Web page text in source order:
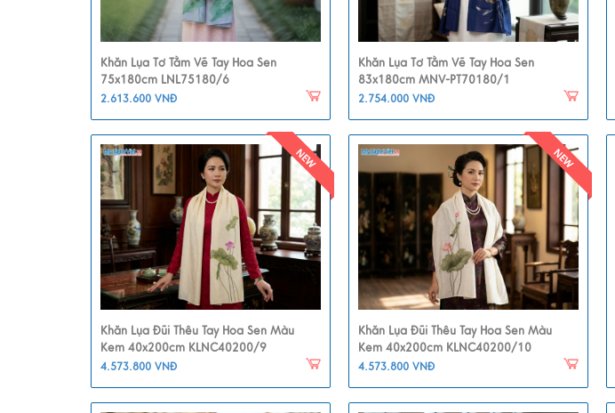
Khăn Lụa Tơ Tằm Vẽ Tay Hoa Sen
75x180cm LNL75180/6
2.613.600 VNĐ
Khăn Lụa Tơ Tằm Vẽ Tay Hoa Sen
83x180cm MNV-PT70180/1
2.754.000 VNĐ
Khăn Lụa Đũi Thêu Tay Hoa Sen Màu
Kem 40x200cm KLNC40200/9
4.573.800 VNĐ
Khăn Lụa Đũi Thêu Tay Hoa Sen Màu
Kem 40x200cm KLNC40200/10
4.573.800 VNĐ